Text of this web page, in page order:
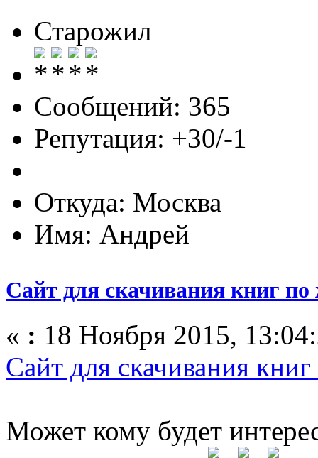
Старожил
Сообщений: 365
Репутация: +30/-1
Откуда: Москва
Имя: Андрей
Сайт для скачивания книг по
« : 18 Ноября 2015,
Сайт для скачивания
Может кому будет